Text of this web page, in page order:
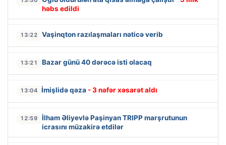
həbs edildi
13:22 Vaşinqton razılaşmaları nəticə verib
13:21 Bazar günü 40 dərəcə isti olacaq
13:04 İmişlidə qəza - 3 nəfər xəsarət aldı
12:59
İlham Əliyevlə Paşinyan TRIPP marşrutunun
icrasını müzakirə etdilər